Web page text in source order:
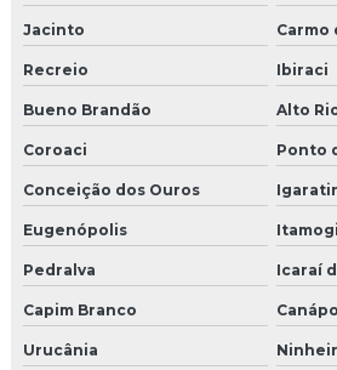
Jacinto Carmo
Recreio Ibiraci
Bueno Brandão Alto
Coroaci Ponto
Conceição dos Ouros
Eugenópolis Itamogi
Pedralva Icaraí
Capim Branco
Urucânia